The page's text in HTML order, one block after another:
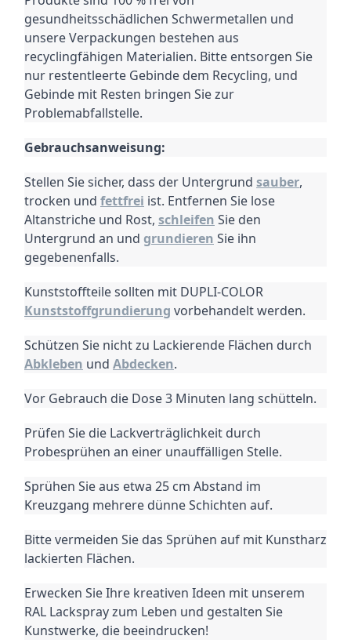
gesundheitsschädlichen Schwermetallen und
unsere Verpackungen bestehen aus
recyclingfähigen Materialien. Bitte entsorgen Sie
nur restentleerte Gebinde dem Recycling, und
Gebinde mit Resten bringen Sie zur
Problemabfallstelle.
Gebrauchsanweisung:
Stellen Sie sicher, dass der Untergrund sauber,
trocken und fettfrei ist. Entfernen Sie lose
Altanstriche und Rost, schleifen Sie den
Untergrund an und grundieren Sie ihn
gegebenenfalls.
Kunststoffteile sollten mit DUPLI-COLOR
Kunststoffgrundierung vorbehandelt werden.
Schützen Sie nicht zu Lackierende Flächen durch
Abkleben und Abdecken.
Vor Gebrauch die Dose 3 Minuten lang schütteln.
Prüfen Sie die Lackverträglichkeit durch
Probesprühen an einer unauffälligen Stelle.
Sprühen Sie aus etwa 25 cm Abstand im
Kreuzgang mehrere dünne Schichten auf.
Bitte vermeiden Sie das Sprühen auf mit Kunstharz
lackierten Flächen.
Erwecken Sie Ihre kreativen Ideen mit unserem
RAL Lackspray zum Leben und gestalten Sie
Kunstwerke, die beeindrucken!